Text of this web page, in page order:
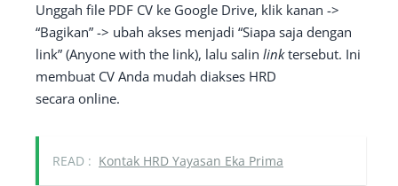
Unggah file PDF CV ke Google Drive, klik kanan ->
“Bagikan” -> ubah akses menjadi “Siapa saja dengan
link” (Anyone with the link), lalu salin linktersebut. Ini
membuat CV Anda mudah diakses HRD
secara online.
READ : Kontak HRD Yayasan Eka Prima